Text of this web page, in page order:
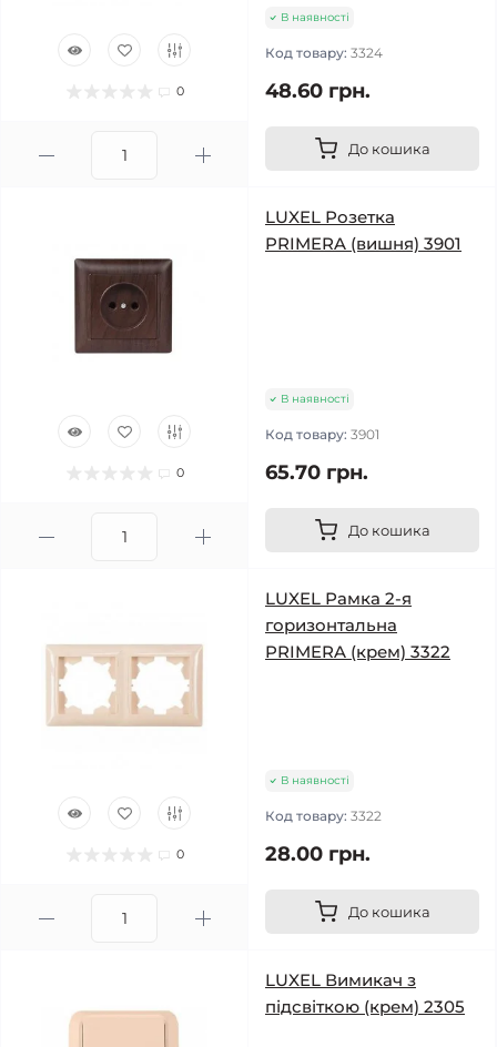
0
В наявності
Код товару: 3324
48.60 грн.
До кошика
0
LUXEL Розетка
PRIMERA (вишня) 3901
В наявності
Код товару: 3901
65.70 грн.
До кошика
0
LUXEL Рамка 2-я
горизонтальна
PRIMERA (крем) 3322
В наявності
Код товару: 3322
28.00 грн.
До кошика
LUXEL Вимикач з
підсвіткою (крем) 2305